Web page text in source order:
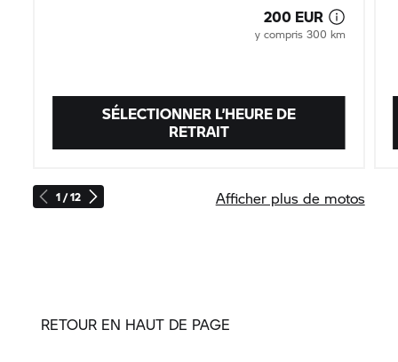
1 / 12
SÉLECTIONNER L’HEURE DE
RETRAIT
200 EUR
y compris 300 km
Afficher plus de motos
RETOUR EN HAUT DE PAGE